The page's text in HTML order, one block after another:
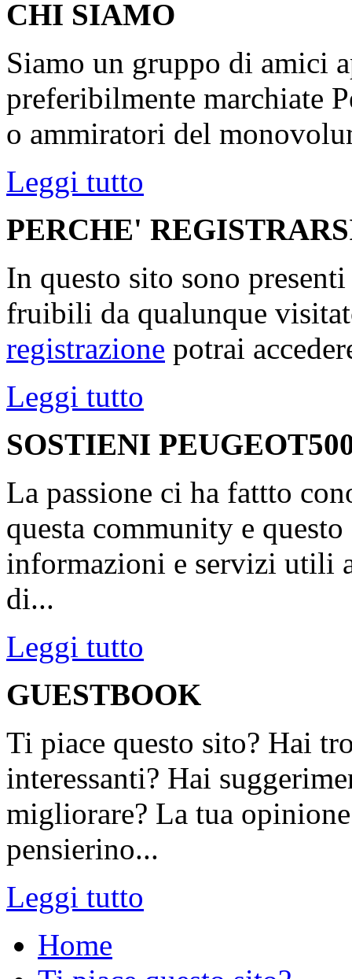
CHI SIAMO
Siamo un gruppo di amici
preferibilmente marchiate
o ammiratori del
Leggi tutto
PERCHE'
In questo sito sono
fruibili da qualunque
registrazione potrai
Leggi tutto
SOSTIENI
La passione ci ha fattto
questa community e
informazioni e servizi utili
di...
Leggi tutto
GUESTBOOK
Ti piace questo sito? Hai
interessanti? Hai
migliorare? La tua
pensierino...
Leggi tutto
Home